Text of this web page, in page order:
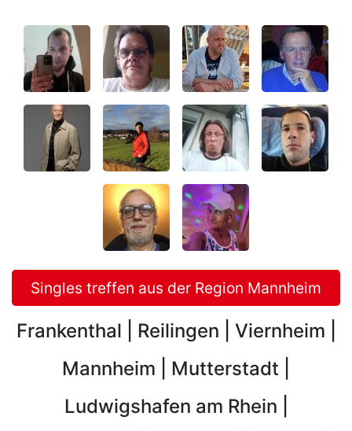
Singles treffen aus der Region Mannheim
Frankenthal Reilingen Viernheim
Mannheim
Mutterstadt
Ludwigshafen am Rhein